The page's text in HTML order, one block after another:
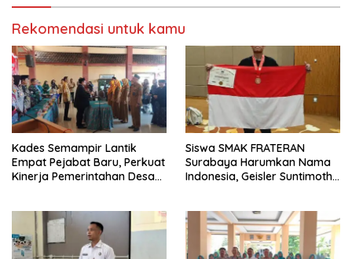
Rekomendasi untuk kamu
Kades Semampir Lantik
Empat Pejabat Baru, Perkuat
Kinerja Pemerintahan Desa
Siswa SMAK FRATERAN
Surabaya Harumkan Nama
Indonesia, Geisler Suntimothy